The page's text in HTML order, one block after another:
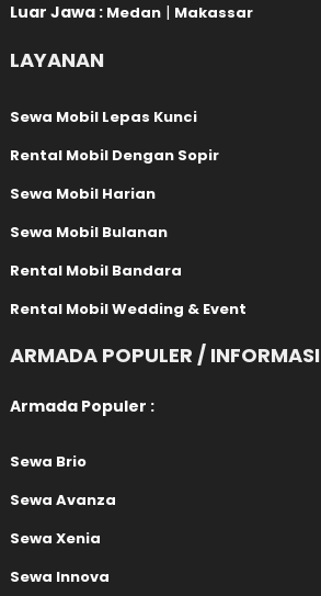
Luar Jawa : Medan | Makassar
LAYANAN
Sewa Mobil Lepas Kunci
Rental Mobil Dengan Sopir
Sewa Mobil Harian
Sewa Mobil Bulanan
Rental Mobil Bandara
Rental Mobil Wedding & Event
ARMADA POPULER / INFORMASI
Armada Populer :
Sewa Brio
Sewa Avanza
Sewa Xenia
Sewa Innova